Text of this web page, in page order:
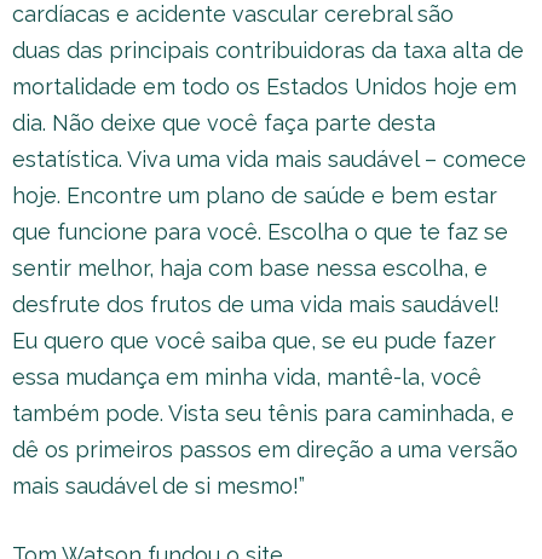
cardíacas e acidente vascular cerebral são
duas das principais contribuidoras da taxa alta de
mortalidade em todo os Estados Unidos hoje em
dia. Não deixe que você faça parte desta
estatística. Viva uma vida mais saudável – comece
hoje. Encontre um plano de saúde e bem estar
que funcione para você. Escolha o que te faz se
sentir melhor, haja com base nessa escolha, e
desfrute dos frutos de uma vida mais saudável!
Eu quero que você saiba que, se eu pude fazer
essa mudança em minha vida, mantê-la, você
também pode. Vista seu tênis para caminhada, e
dê os primeiros passos em direção a uma versão
mais saudável de si mesmo!”